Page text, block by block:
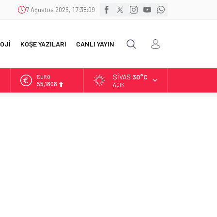
7 Ağustos 2026, 17:38:10
KÖŞE YAZILARI CANLI YAYIN
ALTIN
6.662,82
SIVAS 30°C
AÇIK